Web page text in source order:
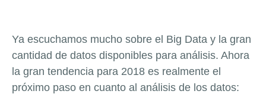
Ya escuchamos mucho sobre el Big Data y la gran
cantidad de datos disponibles para análisis. Ahora
la gran tendencia para 2018 es realmente el
próximo paso en cuanto al análisis de los datos: